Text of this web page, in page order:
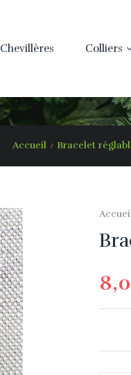
Chevillères Colliers
Accueil Bracelet